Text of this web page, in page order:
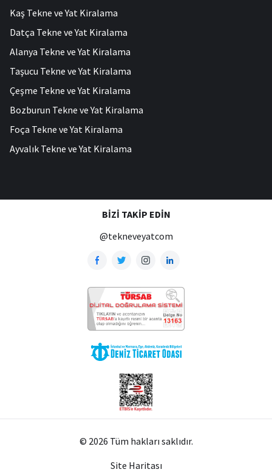
Kaş Tekne ve Yat Kiralama
Datça Tekne ve Yat Kiralama
Alanya Tekne ve Yat Kiralama
Taşucu Tekne ve Yat Kiralama
Çeşme Tekne ve Yat Kiralama
Bozburun Tekne ve Yat Kiralama
Foça Tekne ve Yat Kiralama
Ayvalık Tekne ve Yat Kiralama
BIZI TAKIP EDIN
@tekneveyatcom
© 2026 Tüm hakları saklıdır.
Site Haritası